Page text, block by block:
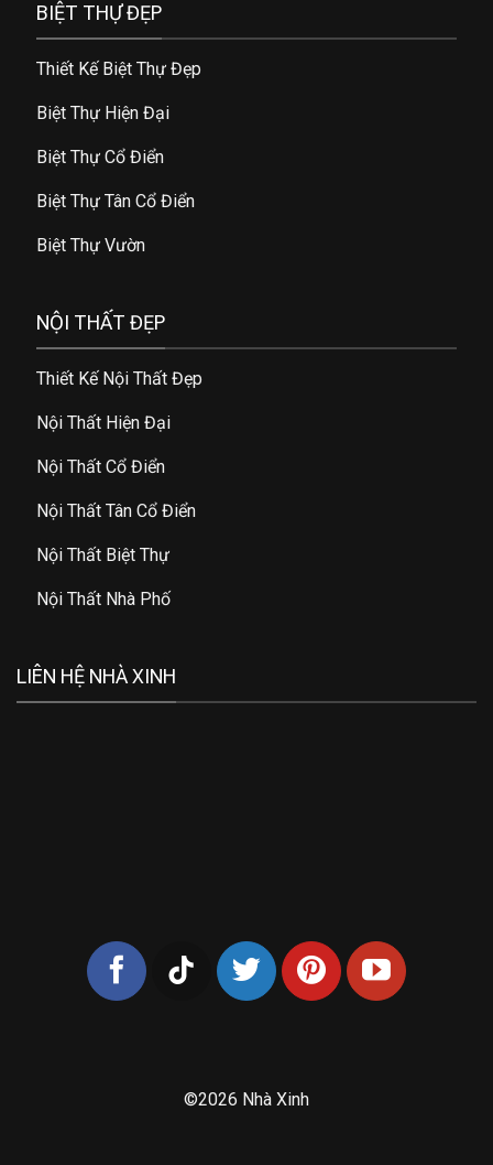
BIỆT THỰ ĐẸP
Thiết Kế Biệt Thự Đẹp
Biệt Thự Hiện Đại
Biệt Thự Cổ Điển
Biệt Thự Tân Cổ Điển
Biệt Thự Vườn
NỘI THẤT ĐẸP
Thiết Kế Nội Thất Đẹp
Nội Thất Hiện Đại
Nội Thất Cổ Điển
Nội Thất Tân Cổ Điển
Nội Thất Biệt Thự
Nội Thất Nhà Phố
LIÊN HỆ NHÀ XINH
©2026 Nhà Xinh